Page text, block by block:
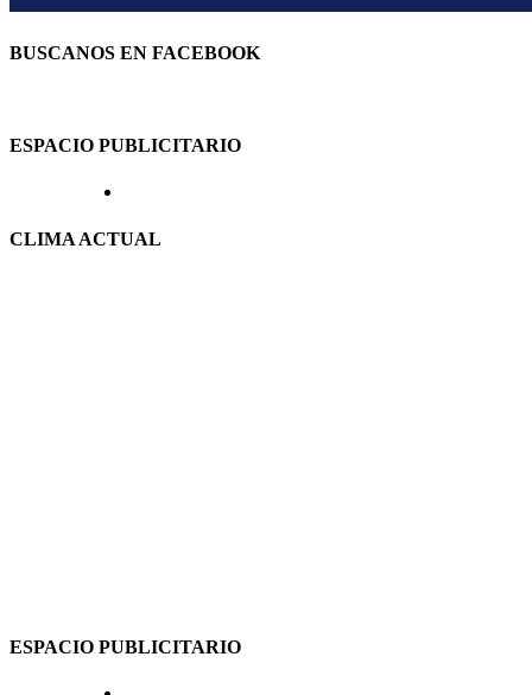
BUSCANOS EN FACEBOOK
ESPACIO PUBLICITARIO
CLIMA ACTUAL
ESPACIO PUBLICITARIO